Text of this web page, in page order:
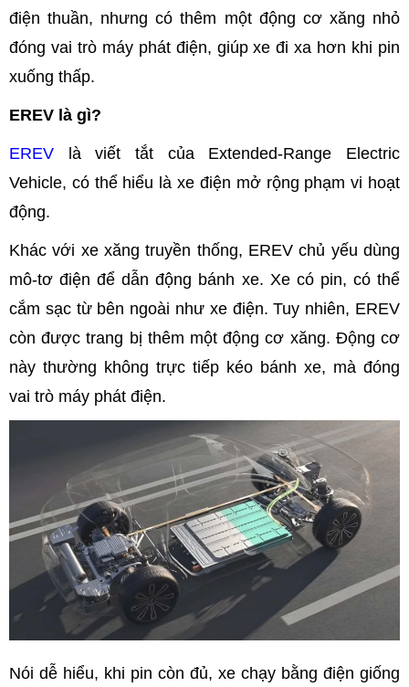
điện thuần, nhưng có thêm một động cơ xăng nhỏ
đóng vai trò máy phát điện, giúp xe đi xa hơn khi pin
xuống thấp.
EREV là gì?
EREV
là viết tắt của Extended-Range Electric
Vehicle, có thể hiểu là xe điện mở rộng phạm vi hoạt
động.
Khác với xe xăng truyền thống, EREV chủ yếu dùng
mô-tơ điện để dẫn động bánh xe. Xe có pin, có thể
cắm sạc từ bên ngoài như xe điện. Tuy nhiên, EREV
còn được trang bị thêm một động cơ xăng. Động cơ
này thường không trực tiếp kéo bánh xe, mà đóng
vai trò máy phát điện.
Nói dễ hiểu, khi pin còn đủ, xe chạy bằng điện giống